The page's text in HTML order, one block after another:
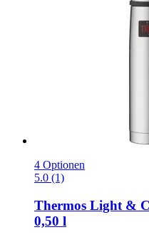
4 Optionen
5.0 (1)
Thermos Light &
0,50 l